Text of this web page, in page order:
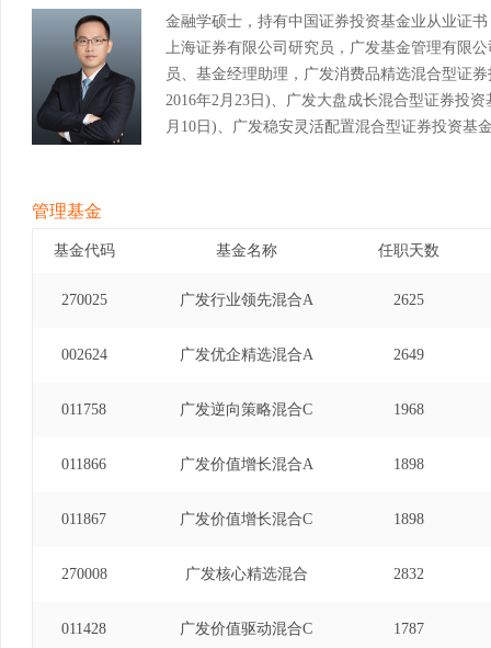
金融学硕士，持有中国证券投资基金业从业证
上海证券有限公司研究员，广发基金管理有限
员、基金经理助理，广发消费品精选混合型证
2016年2月23日)、广发大盘成长混合型证券投
月10日)、广发稳安灵活配置混合型证券投资基
管理基金
基金代码 基金名称 任职天数
270025 广发行业领先混合A 2625
002624 广发优企精选混合A 2649
011758 广发逆向策略混合C 1968
011866 广发价值增长混合A 1898
011867 广发价值增长混合C 1898
270008 广发核心精选混合 2832
011428 广发价值驱动混合C 1787